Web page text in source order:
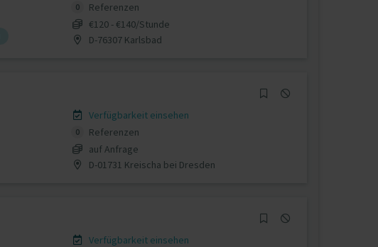
0
Referenzen
€120 - €140/Stunde
D-76307 Karlsbad
Verfügbarkeit einsehen
0
Referenzen
auf Anfrage
D-01731 Kreischa bei Dresden
Verfügbarkeit einsehen